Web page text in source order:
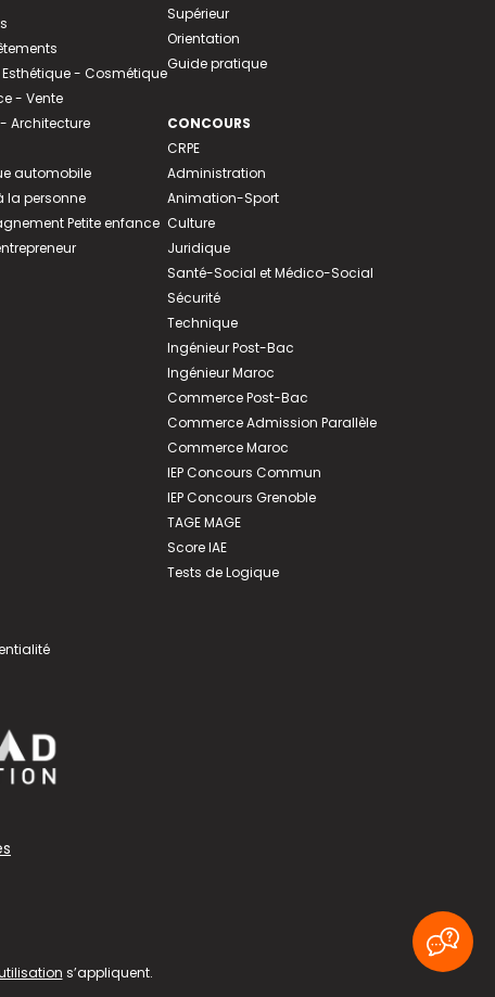
- Cosmétique
- Vente
Architecture
automobile
la personne
Petite enfance
Supérieur
Orientation
Guide pratique
CONCOURS
CRPE
Administration
Animation-Sport
Culture
Juridique
Santé-Social et Médico-Social
Sécurité
Technique
Ingénieur Post-Bac
Ingénieur Maroc
Commerce Post-Bac
Commerce Admission Parallèle
Commerce Maroc
IEP Concours Commun
IEP Concours Grenoble
TAGE MAGE
Score IAE
Tests de Logique
s’appliquent.